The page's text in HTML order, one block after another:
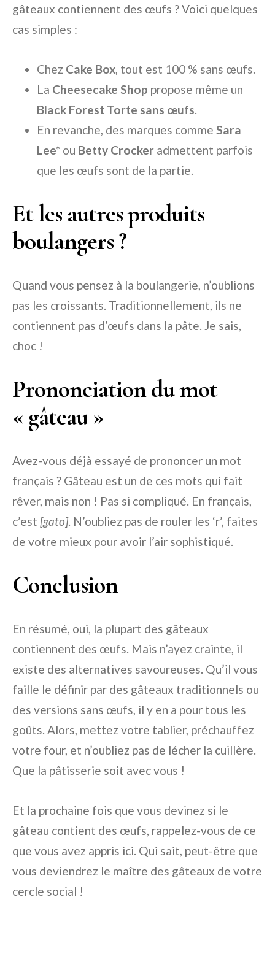
gâteaux contiennent des œufs ? Voici quelques
cas simples :
Chez Cake Box, tout est 100 % sans œufs.
La Cheesecake Shop propose même un
Black Forest Torte sans œufs.
En revanche, des marques comme Sara
Lee* ou Betty Crocker admettent parfois
que les œufs sont de la partie.
Et les autres produits
boulangers ?
Quand vous pensez à la boulangerie, n’oublions
pas les croissants. Traditionnellement, ils ne
contiennent pas d’œufs dans la pâte. Je sais,
choc !
Prononciation du mot
« gâteau »
Avez-vous déjà essayé de prononcer un mot
français ? Gâteau est un de ces mots qui fait
rêver, mais non ! Pas si compliqué. En français,
c’est [gato]. N’oubliez pas de rouler les ‘r’, faites
de votre mieux pour avoir l’air sophistiqué.
Conclusion
En résumé, oui, la plupart des gâteaux
contiennent des œufs. Mais n’ayez crainte, il
existe des alternatives savoureuses. Qu’il vous
faille le définir par des gâteaux traditionnels ou
des versions sans œufs, il y en a pour tous les
goûts. Alors, mettez votre tablier, préchauffez
votre four, et n’oubliez pas de lécher la cuillère.
Que la pâtisserie soit avec vous !
Et la prochaine fois que vous devinez si le
gâteau contient des œufs, rappelez-vous de ce
que vous avez appris ici. Qui sait, peut-être que
vous deviendrez le maître des gâteaux de votre
cercle social !